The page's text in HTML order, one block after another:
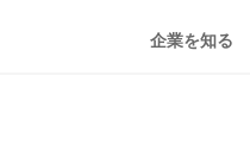
企業を知る